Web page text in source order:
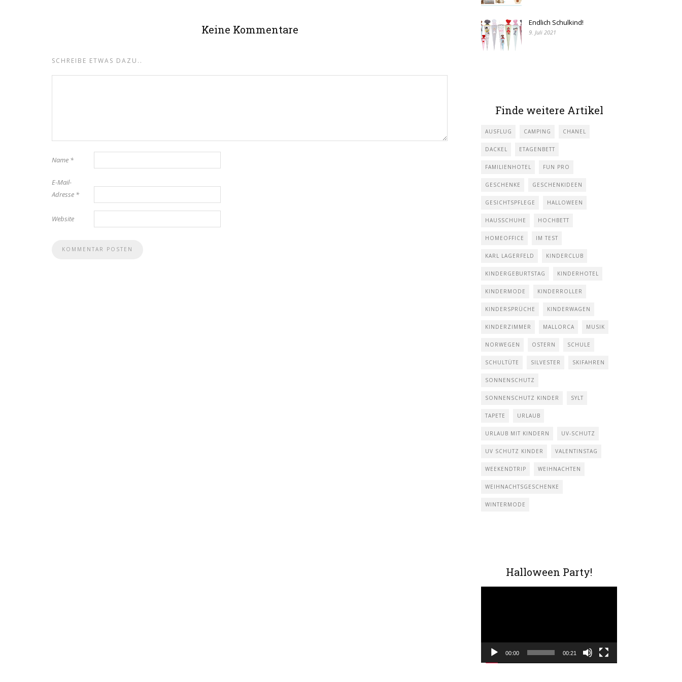
Keine Kommentare
SCHREIBE ETWAS DAZU..
Name *
E-Mail-
Adresse *
Website
Endlich Schulkind!
9. Juli 2021
Finde weitere Artikel
AUSFLUG CAMPING CHANEL
DACKEL ETAGENBETT
FAMILIENHOTEL FUN PRO
GESCHENKE GESCHENKIDEEN
GESICHTSPFLEGE HALLOWEEN
HAUSSCHUHE HOCHBETT
HOMEOFFICE IM TEST
KARL LAGERFELD KINDERCLUB
KINDERGEBURTSTAG KINDERHOTEL
KINDERMODE KINDERROLLER
KINDERSPRÜCHE KINDERWAGEN
KINDERZIMMER MALLORCA MUSIK
NORWEGEN OSTERN SCHULE
SCHULTÜTE SILVESTER SKIFAHREN
SONNENSCHUTZ
SONNENSCHUTZ KINDER SYLT
TAPETE URLAUB
URLAUB MIT KINDERN UV-SCHUTZ
UV SCHUTZ KINDER VALENTINSTAG
WEEKENDTRIP WEIHNACHTEN
WEIHNACHTSGESCHENKE
WINTERMODE
Halloween Party!
00:00 00:21